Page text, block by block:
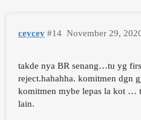
ceycey November 29,
#14
takde nya BR senang…tu yg
reject.hahahha. komitmen dgn
komitmen mybe lepas la kot …
lain.